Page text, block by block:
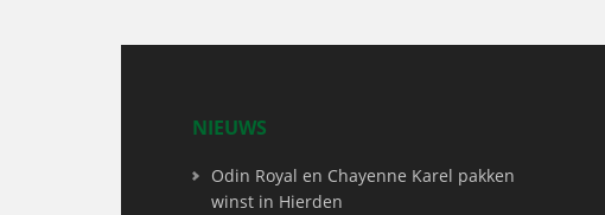
NIEUWS
Odin Royal en Chayenne Karel pakken
winst in Hierden